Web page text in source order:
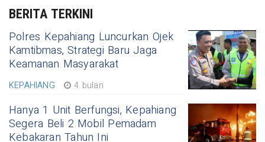
BERITA TERKINI
Polres Kepahiang Luncurkan Ojek
Kamtibmas, Strategi Baru Jaga
Keamanan Masyarakat
KEPAHIANG 4 bulan
Hanya 1 Unit Berfungsi, Kepahiang
Segera Beli 2 Mobil Pemadam
Kebakaran Tahun Ini